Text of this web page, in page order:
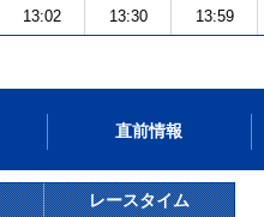
13:02 13:30 13:59
直前情報
レースタイム